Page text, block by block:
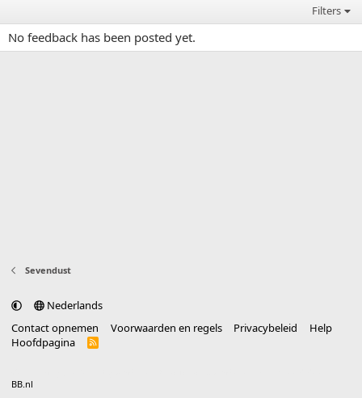
Filters
No feedback has been posted yet.
Sevendust
Nederlands
Contact opnemen
Voorwaarden en regels Privacybeleid
Help
Hoofdpagina
R
BB.nl